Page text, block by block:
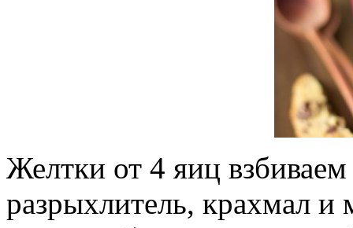
Желтки от 4 яиц
разрыхлитель, крахмал